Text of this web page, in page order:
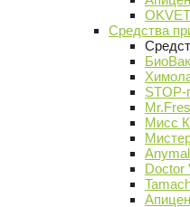
OKVET
Средства
Мисс
Doctor